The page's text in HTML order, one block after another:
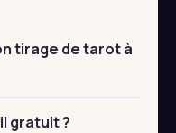
tirage de tarot à
gratuit ?